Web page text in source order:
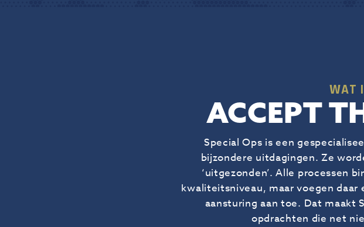
WAT
ACCEPT
Special Ops is een
bijzondere uitdagingen. Ze
‘uitgezonden’. Alle processen
kwaliteitsniveau, maar voegen
aansturing aan toe. Dat maakt
opdrachten die net